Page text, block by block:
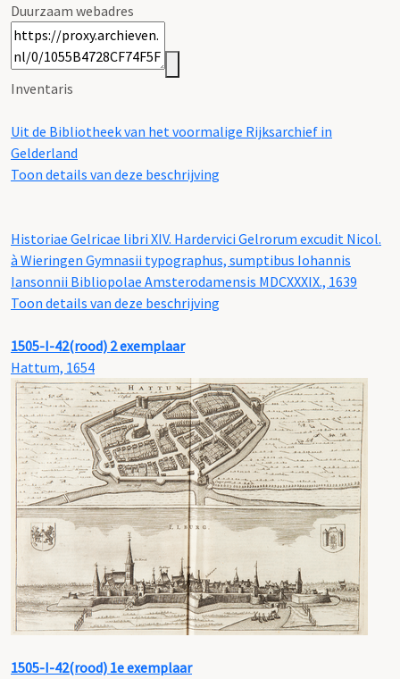
Duurzaam webadres
Inventaris
Uit de Bibliotheek van het voormalige Rijksarchief in
Gelderland
Toon details van deze beschrijving
Historiae Gelricae libri XIV. Hardervici Gelrorum excudit Nicol.
à Wieringen Gymnasii typographus, sumptibus Iohannis
Iansonnii Bibliopolae Amsterodamensis MDCXXXIX., 1639
Toon details van deze beschrijving
1505-I-42(rood) 2 exemplaar
Hattum, 1654
1505-I-42(rood) 1e exemplaar